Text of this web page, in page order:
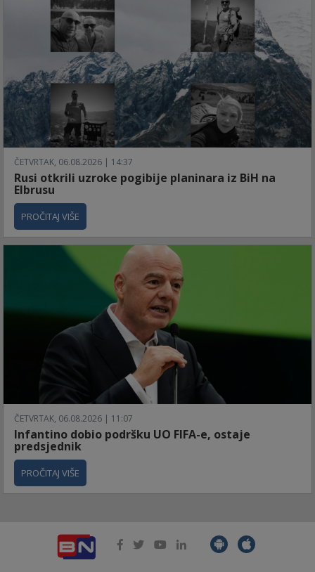
ČETVRTAK, 06.08.2026 | 14:37
Rusi otkrili uzroke pogibije planinara iz BiH na
Elbrusu
PROČITAJ VIŠE
ČETVRTAK, 06.08.2026 | 11:07
Infantino dobio podršku UO FIFA-e, ostaje
predsjednik
PROČITAJ VIŠE